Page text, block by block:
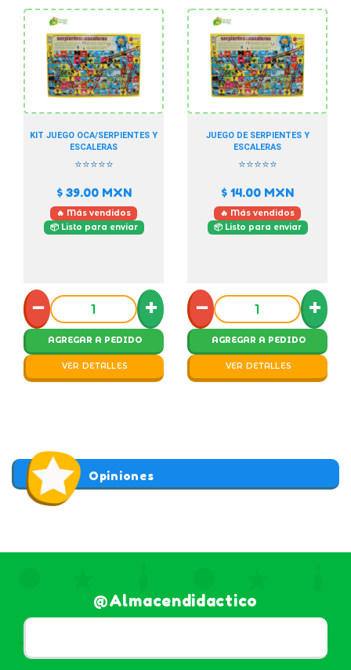
KIT JUEGO OCA/SERPIENTES Y
ESCALERAS
⭐⭐⭐⭐⭐
$ 39.00MXN
🔥 Más vendidos
📦 Listo para enviar
− +
AGREGAR A PEDIDO
VER DETALLES
JUEGO DE SERPIENTES Y
ESCALERAS
⭐⭐⭐⭐⭐
$ 14.00 MXN
🔥 Más vendidos
📦 Listo para enviar
− +
AGREGAR A PEDIDO
VER DETALLES
Opiniones
@almacendidactico